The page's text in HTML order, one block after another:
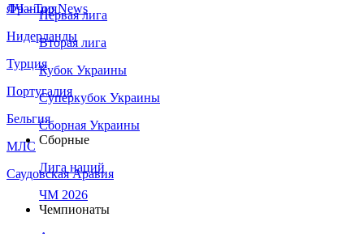
Франция
Нидерланды
Турция
Португалия
Бельгия
МЛС
Саудовская Аравия
ЛЧ - Top News
Первая лига
Вторая лига
Кубок Украины
Суперкубок Украины
Сборная Украины
Сборные
Лига наций
ЧМ 2026
Чемпионаты